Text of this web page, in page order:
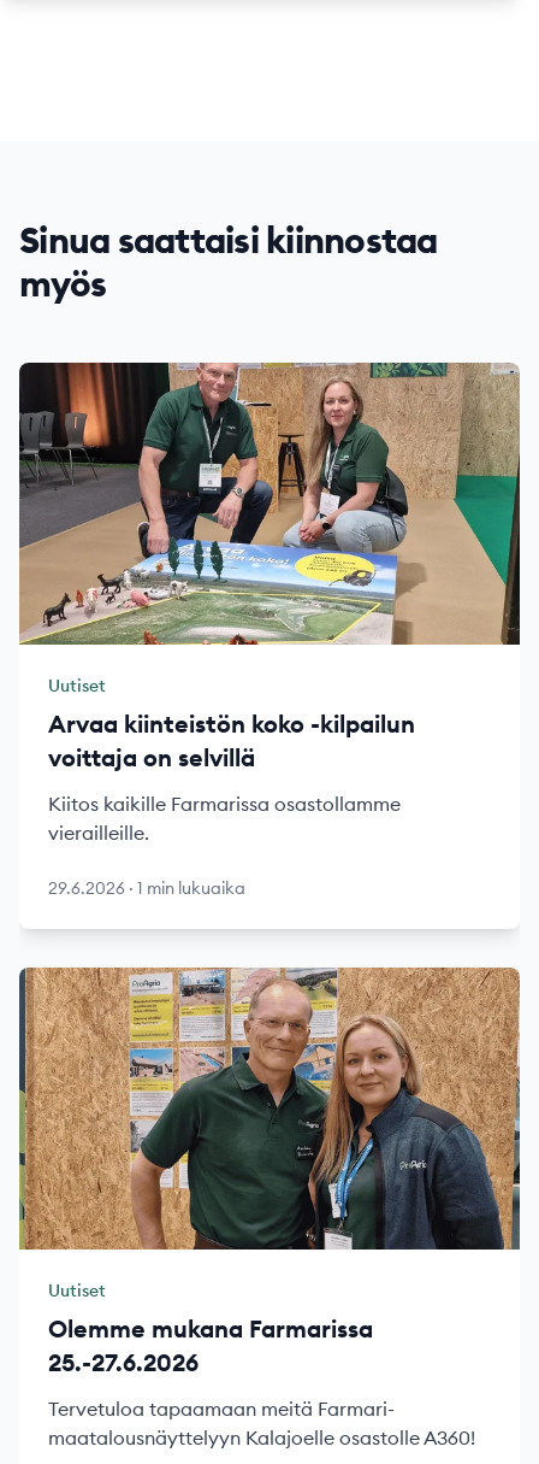
Sinua saattaisi kiinnostaa
myös
Uutiset
Arvaa kiinteistön koko -kilpailun
voittaja on selvillä
Kiitos kaikille Farmarissa osastollamme
vierailleille.
29.6.2026 · 1 min lukuaika
Uutiset
Olemme mukana Farmarissa
25.-27.6.2026
Tervetuloa tapaamaan meitä Farmari-
maatalousnäyttelyyn Kalajoelle osastolle A360!